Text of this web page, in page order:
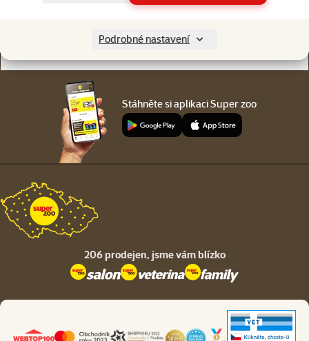
Podrobné nastavení
Stáhněte si aplikaci Super zoo
206 prodejen, jsme vám blízko